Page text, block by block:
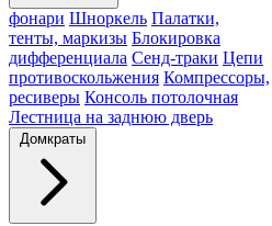
фонари Шноркель Палатки,
тенты, маркизы Блокировка
дифференциала Сенд-траки Цепи
противоскольжения Компрессоры,
ресиверы Консоль потолочная
Лестница на заднюю дверь
Домкраты